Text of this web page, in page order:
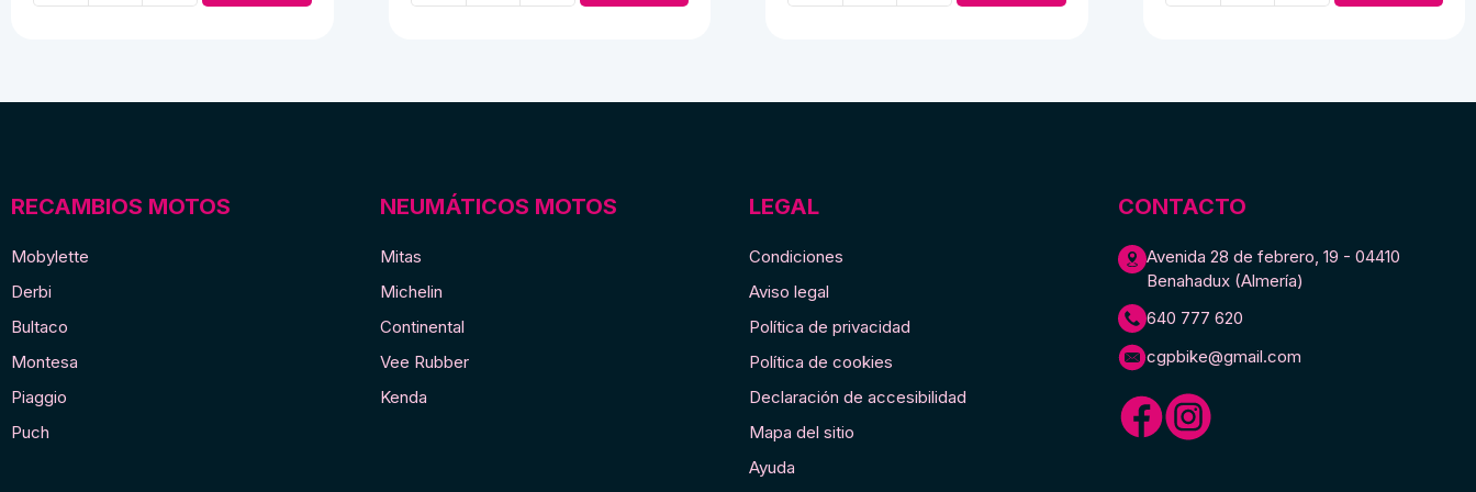
cantidad
verdes
RECAMBIOS MOTOS
Mobylette
Derbi
Bultaco
Montesa
Piaggio
Puch
NEUMÁTICOS MOTOS
Mitas
Michelin
Continental
Vee Rubber
Kenda
LEGAL
Condiciones
Aviso legal
Política de privacidad
Política de cookies
Declaración de accesibilidad
Mapa del sitio
Ayuda
CONTACTO
Avenida 28 de febrero, 19 - 04410
Benahadux (Almería)
640 777 620
cgpbike@gmail.com